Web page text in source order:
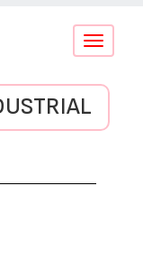
Conmutar